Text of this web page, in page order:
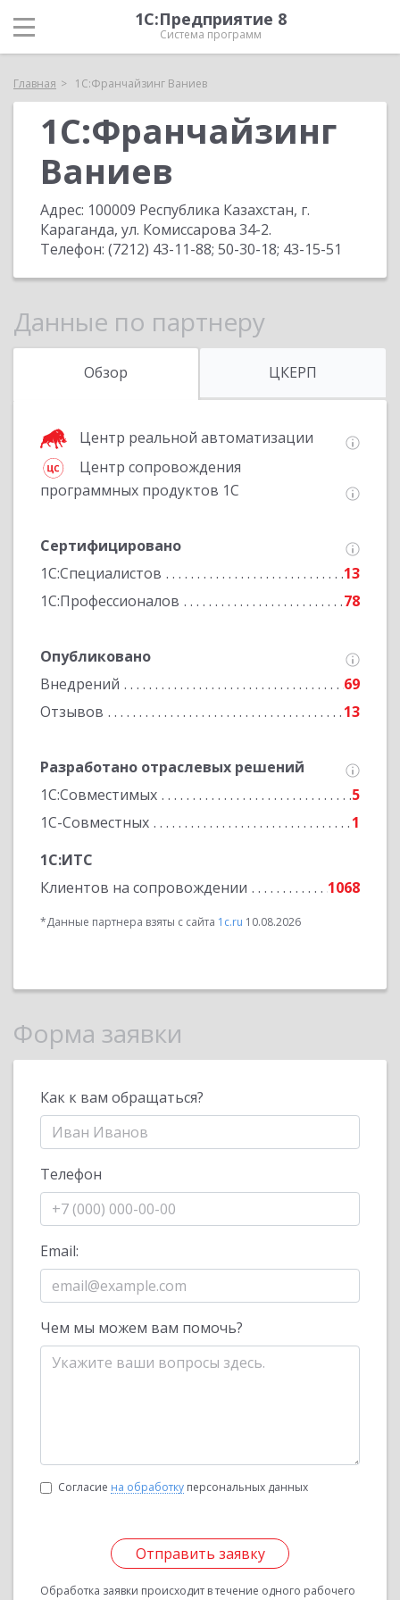
1С:Предприятие 8
Система программ
Главная 1С:Франчайзинг Ваниев
1С:Франчайзинг
Ваниев
Адрес: 100009 Республика Казахстан, г.
Караганда, ул. Комиссарова 34-2.
Телефон: (7212) 43-11-88; 50-30-18; 43-15-51
Данные по партнеру
Обзор ЦКЕРП
Центр реальной автоматизации
Центр сопровождения
программных продуктов 1С
Сертифицировано
1С:Специалистов
13
1С:Профессионалов
78
Опубликовано
Внедрений
69
Отзывов
13
Разработано отраслевых решений
1С:Совместимых
5
1С-Совместных
1
1С:ИТС
Клиентов на сопровождении
1068
*Данные партнера взяты с сайта 1c.ru 10.08.2026
Форма заявки
Как к вам обращаться?
Телефон
Email:
Чем мы можем вам помочь?
Согласие на обработку персональных данных
Отправить заявку
Обработка заявки происходит в течение одного рабочего